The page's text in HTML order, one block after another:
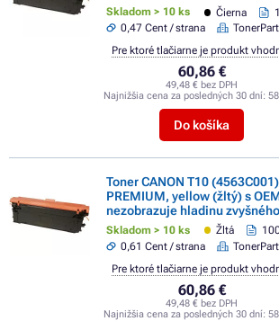
Skladom > 10 ks Čierna
0,47 Cent / strana
60,86 €
49,48 € bez DPH
Najnižšia cena za posledných 30 dní:
Do košíka
Pre ktoré tlačiarne je produkt
Toner CANON T10
PREMIUM, yellow (žltý) s
nezobrazuje hladinu
Skladom > 10 ks Žltá
0,61 Cent / strana
60,86 €
49,48 € bez DPH
Najnižšia cena za posledných 30 dní:
Pre ktoré tlačiarne je produkt